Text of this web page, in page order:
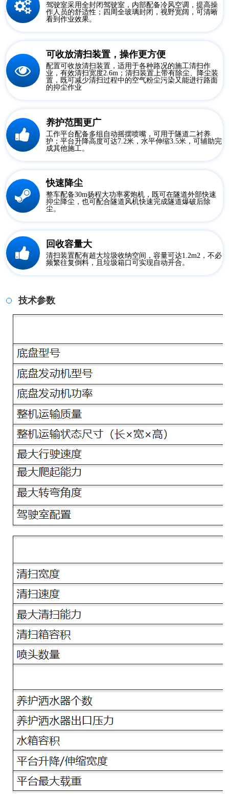
驾驶室采用全封闭驾驶室，内部配备冷风空调，提高操
作人员的舒适性；四周全玻璃封闭，视野宽阔，可清晰
看到作业效果。
可收放清扫装置，操作更方便
配置可收放清扫装置，适用于各种路况的施工清扫作
业，有效清扫宽度2.6m；清扫装置上带有除尘、降尘装
置，既可减少清扫过程中的空气粉尘污染又能进行路面
的抑尘作业
养护范围更广
工作平台配备多组自动摇摆喷嘴，可用于隧道二衬养
护；平台升降高度可达7.2米，水平伸缩3.5米，可辅助完
成其他施工。
快速降尘
整车配备30m扬程大功率雾炮机，既可在隧道外部快速
抑尘降尘，也可配合隧道风机快速完成隧道爆破后除
尘。
回收容量大
清扫装置配有超大垃圾收纳空间，容量可达1.2m2，不必
频繁往复倒料，且垃圾箱口可实现自动开合。
技术参数